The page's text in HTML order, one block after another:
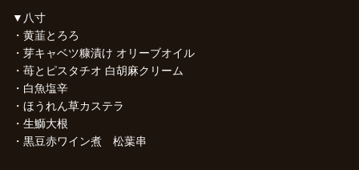
▼八寸
・黄韮とろろ
・芽キャベツ糠漬け オリーブオイル
・苺とピスタチオ 白胡麻クリーム
・白魚塩辛
・ほうれん草カステラ
・生鰤大根
・黒豆赤ワイン煮 松葉串